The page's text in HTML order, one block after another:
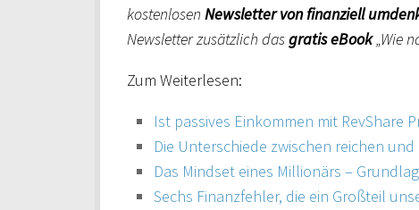
kostenlosen Newsletter von finanziell
Newsletter zusätzlich dasgratis eBook„Wie
Zum Weiterlesen:
Ist passives Einkommen mit RevShare
Die Unterschiede zwischen reichen
Das Mindset eines Millionärs –
Sechs Finanzfehler, die ein Großteil